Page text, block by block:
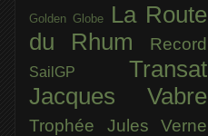
Golden Globe
La Route
du Rhum
Record
SailGP Transat
Jacques Vabre
Trophée Jules Verne